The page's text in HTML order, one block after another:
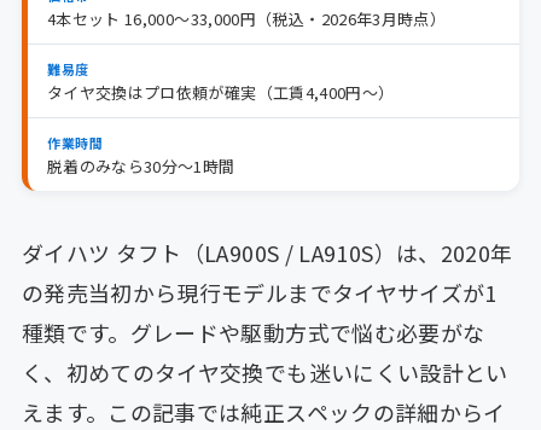
4本セット 16,000〜33,000円（税込・2026年3月時点）
難易度
タイヤ交換はプロ依頼が確実（工賃4,400円〜）
作業時間
脱着のみなら30分〜1時間
ダイハツ タフト（LA900S / LA910S）は、2020年
の発売当初から現行モデルまでタイヤサイズが1
種類です。グレードや駆動方式で悩む必要がな
く、初めてのタイヤ交換でも迷いにくい設計とい
えます。この記事では純正スペックの詳細からイ